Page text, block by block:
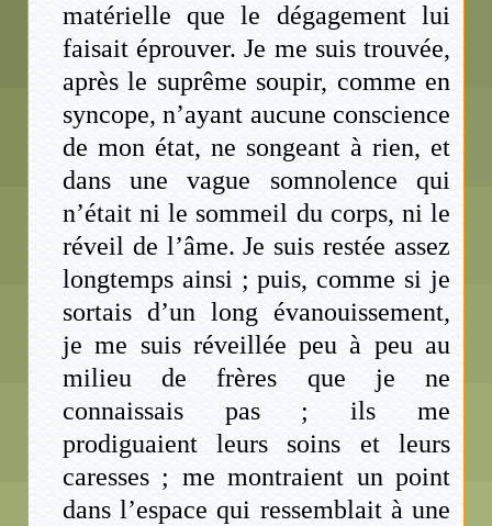
matérielle que le dégagement lui
faisait éprouver. Je me suis trouvée,
après le suprême soupir, comme en
syncope, n’ayant aucune conscience
de mon état, ne songeant à rien, et
dans une vague somnolence qui
n’était ni le sommeil du corps, ni le
réveil de l’âme. Je suis restée assez
longtemps ainsi ; puis, comme si je
sortais d’un long évanouissement,
je me suis réveillée peu à peu au
milieu de frères que je ne
connaissais pas ; ils me
prodiguaient leurs soins et leurs
caresses ; me montraient un point
dans l’espace qui ressemblait à une